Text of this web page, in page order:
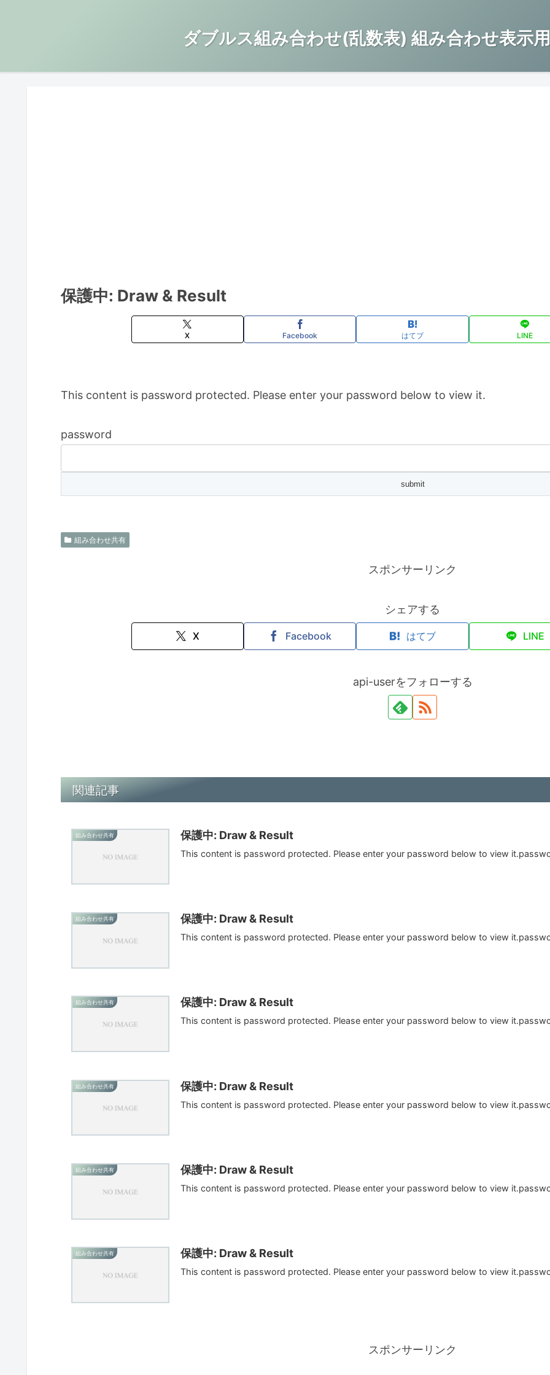
ダブルス組み合わせ(乱数表) 組み合わせ表示
保護中: Draw & Result
X Facebook はてブ LINE
This content is password protected. Please enter your password below to view it.
password
組み合わせ共有
スポンサーリンク
シェアする
X Facebook はてブ LINE
api-userをフォローする
関連記事
組み合わせ共有 保護中: Draw & Result
This content is password protected. Please enter your password below to view
組み合わせ共有 保護中: Draw & Result
This content is password protected. Please enter your password below to view
組み合わせ共有 保護中: Draw & Result
This content is password protected. Please enter your password below to view
組み合わせ共有 保護中: Draw & Result
This content is password protected. Please enter your password below to view
組み合わせ共有 保護中: Draw & Result
This content is password protected. Please enter your password below to view
組み合わせ共有 保護中: Draw & Result
This content is password protected. Please enter your password below to view
スポンサーリンク